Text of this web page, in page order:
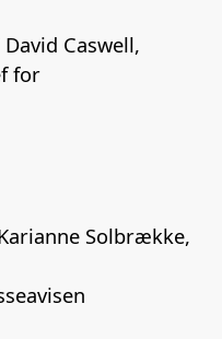
Caswell,
for
Solbrække,